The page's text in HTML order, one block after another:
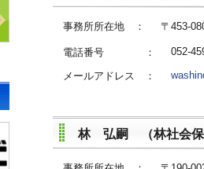
事務所所在地 ： 〒453-
電話番号 ： 052-
メールアドレス ：
林 弘嗣 （林社会保